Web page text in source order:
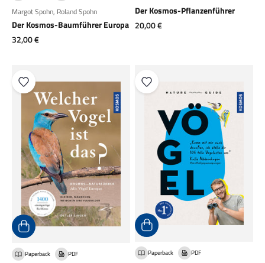
Margot Spohn, Roland Spohn
Der Kosmos-Baumführer Europa
Angebot
32,00 €
Der Kosmos-Pflanzenführer
Angebot
20,00 €
Paperback PDF Paperback PDF